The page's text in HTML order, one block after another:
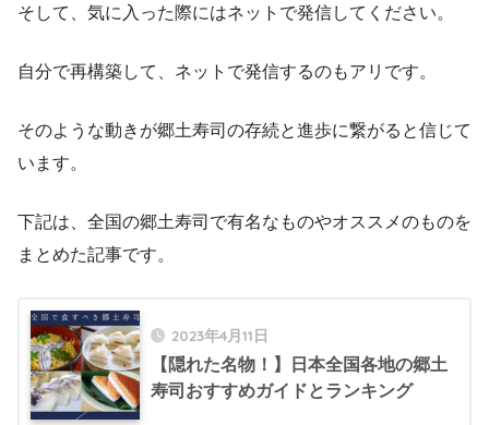
そして、気に入った際にはネットで発信してください。
自分で再構築して、ネットで発信するのもアリです。
そのような動きが郷土寿司の存続と進歩に繋がると信じて
います。
下記は、全国の郷土寿司で有名なものやオススメのものを
まとめた記事です。
2023年4月11日
【隠れた名物！】日本全国各地の郷土
寿司おすすめガイドとランキング